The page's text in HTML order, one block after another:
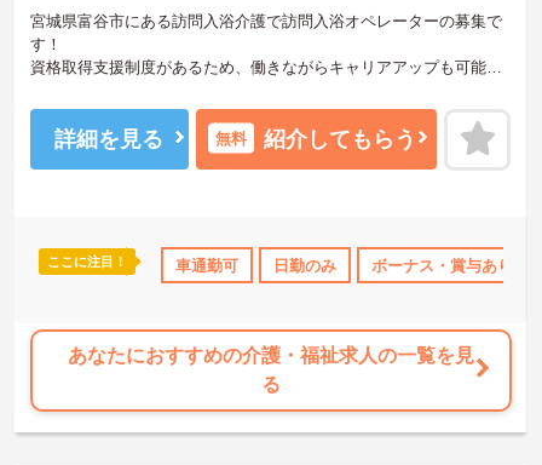
退職金制度あり
宮城県富谷市にある訪問入浴介護で訪問入浴オペレーターの募集で
す！
資格取得支援制度があるため、働きながらキャリアアップも可能で
また、昇給と賞与実績があり、あなたの頑張りがしっかり評価さ
れ、やりがいを持ってお仕事ができます！
ご興味ある方は面接ポイントをお伝えしますので、お気軽にご連絡
詳細を見る 無料 紹介してもらう
ここに注目！ 車通勤可 日勤のみ ボーナス・賞与あり
あなたにおすすめの介護・福祉求人の一覧を見
る